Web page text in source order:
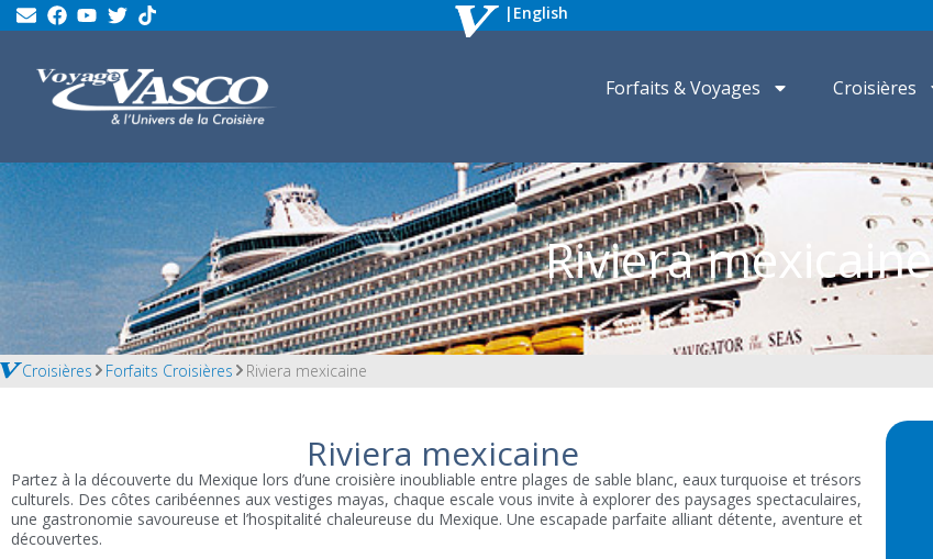
| English
Forfaits & Voyages Croisières
Riviera mexicaine
Croisières Forfaits Croisières Riviera mexicaine
Riviera mexicaine
Partez à la découverte du Mexique lors d’une croisière inoubliable entre plages de sable blanc, eaux turquoise et trésors
culturels. Des côtes caribéennes aux vestiges mayas, chaque escale vous invite à explorer des paysages spectaculaires,
une gastronomie savoureuse et l’hospitalité chaleureuse du Mexique. Une escapade parfaite alliant détente, aventure et
découvertes.